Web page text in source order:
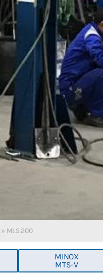
» MLS 200
MINOX
MTS-V